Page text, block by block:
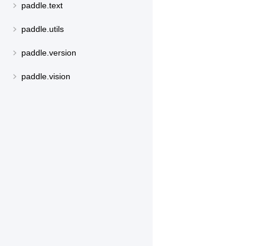
paddle.text
paddle.utils
paddle.version
paddle.vision